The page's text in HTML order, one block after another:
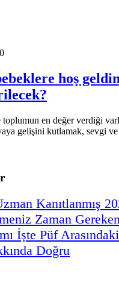
0
hoş
en değer verdiği
gelişini kutlamak, sevgi
Kanıtlanmış
Zaman
İşte Püf Arasındaki
Doğru